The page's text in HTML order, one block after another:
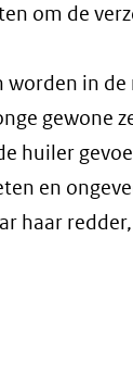
om de
worden in
gewone
huiler
en
haar